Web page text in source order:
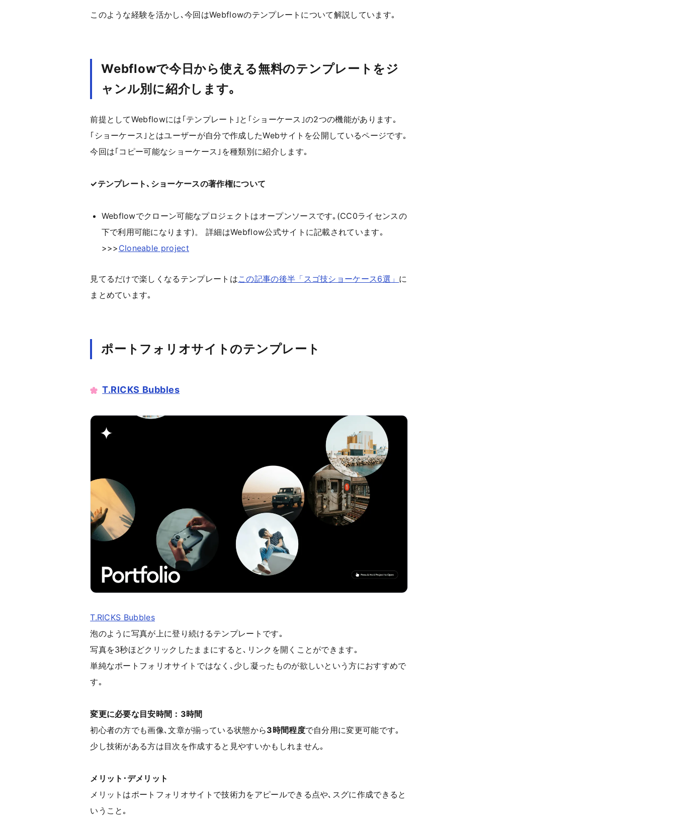
このような経験を活かし､今回はWebflowのテンプレートについて解説しています｡
Webflowで今日から使える無料のテンプレートをジ
ャンル別に紹介します｡
前提としてWebflowには｢テンプレート｣と｢ショーケース｣の2つの機能があります｡
｢ショーケース｣とはユーザーが自分で作成したWebサイトを公開しているページです｡
今回は｢コピー可能なショーケース｣を種類別に紹介します｡
✓テンプレート､ショーケースの著作権について
Webflowでクローン可能なプロジェクトはオープンソースです｡(CC0ライセンスの
下で利用可能になります)。 詳細はWebflow公式サイトに記載されています｡
>>> Cloneable project
見てるだけで楽しくなるテンプレートはこの記事の後半「スゴ技ショーケース6選」 に
まとめています｡
ポートフォリオサイトのテンプレート
T.RICKS Bubbles
T.RICKS Bubbles
泡のように写真が上に登り続けるテンプレートです｡
写真を3秒ほどクリックしたままにすると､リンクを開くことができます｡
単純なポートフォリオサイトではなく､少し凝ったものが欲しいという方におすすめで
す｡
変更に必要な目安時間：3時間
初心者の方でも画像､文章が揃っている状態から3時間程度で自分用に変更可能です｡
少し技術がある方は目次を作成すると見やすいかもしれません｡
メリット･デメリット
メリットはポートフォリオサイトで技術力をアピールできる点や､スグに作成できると
いうこと｡